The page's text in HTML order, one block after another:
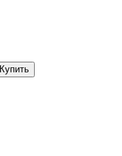
Купить